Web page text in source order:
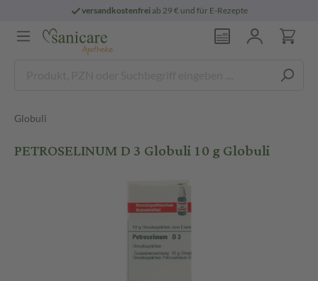
versandkostenfreiab 29 € und für E-Rezepte
Globuli
PETROSELINUM D 3 Globuli 10 g Globuli